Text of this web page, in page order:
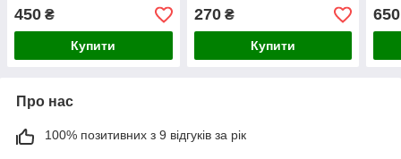
450 ₴
Купити
270₴
Купити
650
Про нас
100% позитивних з 9 відгуків за рік